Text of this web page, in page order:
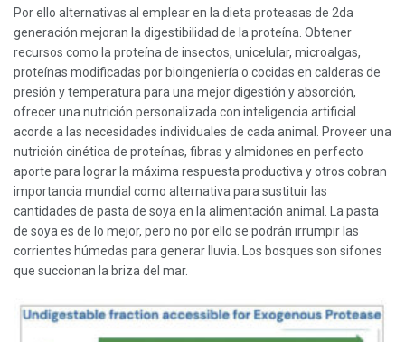
Por ello alternativas al emplear en la dieta proteasas de 2da
generación mejoran la digestibilidad de la proteína. Obtener
recursos como la proteína de insectos, unicelular, microalgas,
proteínas modificadas por bioingeniería o cocidas en calderas de
presión y temperatura para una mejor digestión y absorción,
ofrecer una nutrición personalizada con inteligencia artificial
acorde a las necesidades individuales de cada animal. Proveer una
nutrición cinética de proteínas, fibras y almidones en perfecto
aporte para lograr la máxima respuesta productiva y otros cobran
importancia mundial como alternativa para sustituir las
cantidades de pasta de soya en la alimentación animal. La pasta
de soya es de lo mejor, pero no por ello se podrán irrumpir las
corrientes húmedas para generar lluvia. Los bosques son sifones
que succionan la briza del mar.